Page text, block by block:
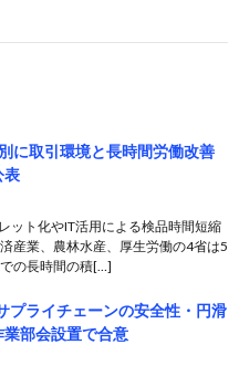
に取引環境と長時間労働改善
表
ット化やIT活用による検品時間短縮
産業、農林水産、厚生労働の4省は5
の長時間の積[…]
プライチェーンの安全性・円滑
部会設置で合意